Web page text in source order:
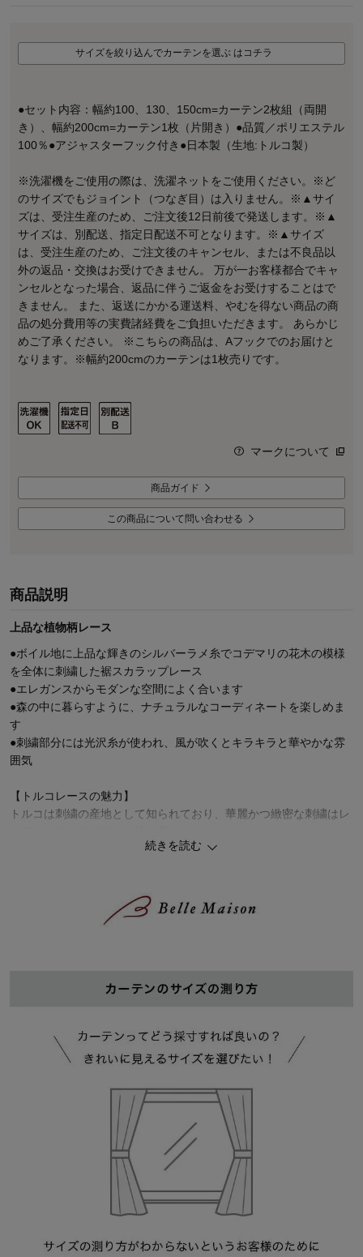
サイズを絞り込んでカーテンを選ぶ はコチラ
●セット内容：幅約100、130、150cm=カーテン2枚組（両開
き）、幅約200cm=カーテン1枚（片開き）●品質／ポリエステル
100％●アジャスターフック付き●日本製（生地:トルコ製）
※洗濯機をご使用の際は、洗濯ネットをご使用ください。※ど
のサイズでもジョイント（つなぎ目）は入りません。※▲サイ
ズは、受注生産のため、ご注文後12日前後で発送します。※▲
サイズは、別配送、指定日配送不可となります。※▲サイズ
は、受注生産のため、ご注文後のキャンセル、または不良品以
外の返品・交換はお受けできません。 万が一お客様都合でキャ
ンセルとなった場合、返品に伴うご返金をお受けすることはで
きません。 また、返送にかかる運送料、やむを得ない商品の商
品の処分費用等の実費諸経費をご負担いただきます。 あらかじ
めご了承ください。 ※こちらの商品は、Aフックでのお届けと
なります。※幅約200cmのカーテンは1枚売りです。
マークについて
商品ガイド
この商品について問い合わせる
商品説明
上品な植物柄レース
●ボイル地に上品な輝きのシルバーラメ糸でコデマリの花木の模様
を全体に刺繍した裾スカラップレース
●エレガンスからモダンな空間によく合います
●森の中に暮らすように、ナチュラルなコーディネートを楽しめま
す
●刺繍部分には光沢糸が使われ、風が吹くとキラキラと華やかな雰
囲気
【トルコレースの魅力】
トルコは刺繍の産地として知られており、華麗かつ緻密な刺繍はレ
機能レースに比べて透け感が美しく、刺繍糸にキラキラと光をはじ
裾部分はスカラップの形で、繊細な刺繍を仕上げ、豪華な部屋イン
続きを読む